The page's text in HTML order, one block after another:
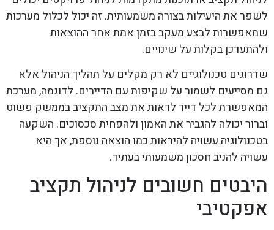
לשפר את היעילות בצורה משמעותית. זה יכול לכלול מערכות
שמאפשרות לבצע מעקב בזמן אמת אחר ההוצאות
ולהתעדכן בקלות על שינויים.
שדרוגים טכנולוגיים לא רק מקלים על תהליך הניהול אלא
גם מסייעים לשמור על שקיפות עם הדיירים. לדוגמה, מערכת
המאפשרת לכל דייר לראות את מצב התקציב בממשק פשוט
וברור יכולה להגביר את האמון ולהפחית סכסוכים. השקעה
בטכנולוגיה עשויה להיראות כמו הוצאה נוספת, אך היא
עשויה להניב חסכון משמעותי בעתיד.
היבטים חשובים לניהול תקציב
אפקטיבי